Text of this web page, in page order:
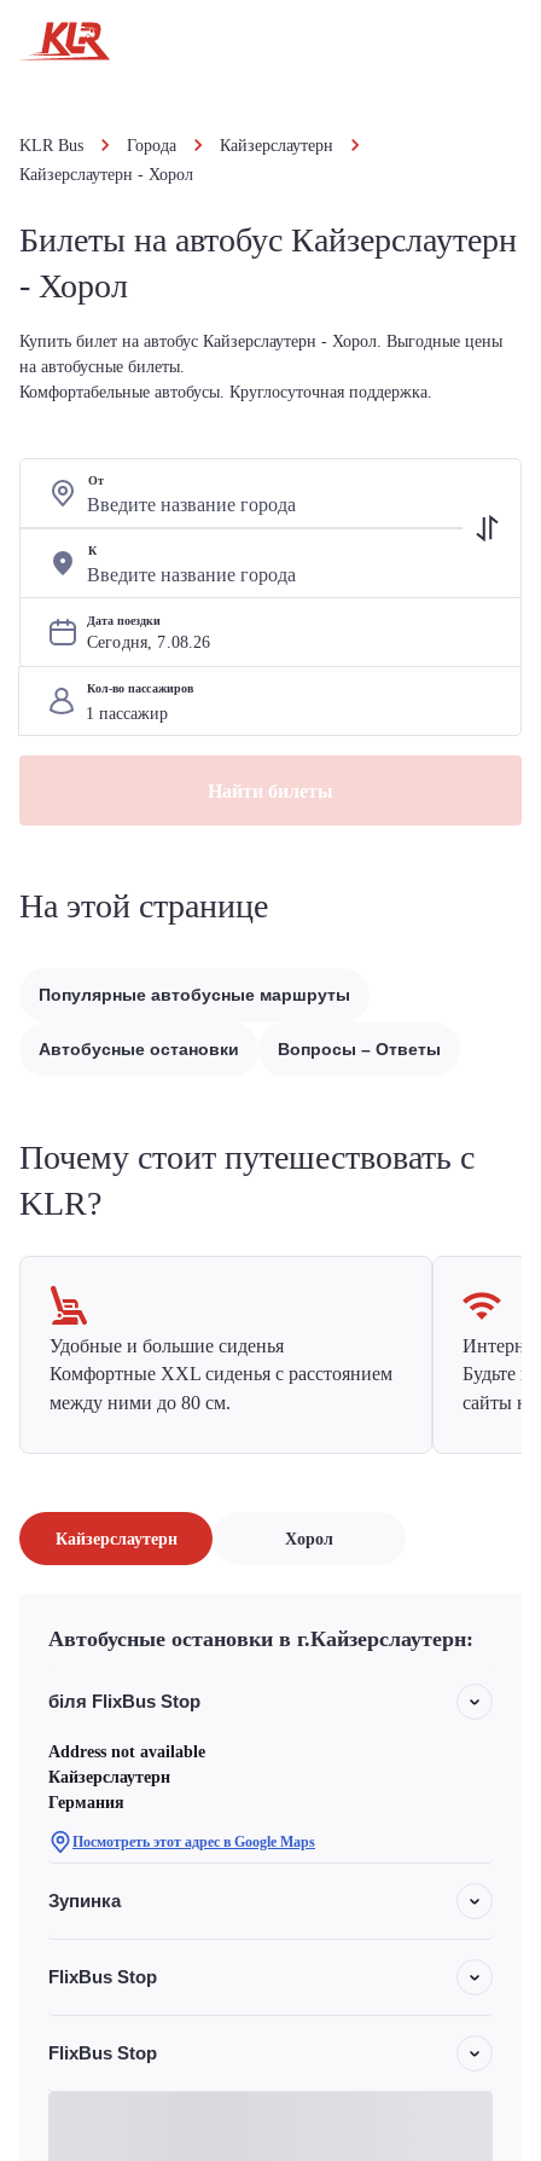
KLR Bus Города
Кайзерслаутерн
Кайзерслаутерн - Хорол
Билеты на автобус Кайзерслаутерн
- Хорол
Купить билет на автобус Кайзерслаутерн - Хорол. Выгодные цены
на автобусные билеты.
Комфортабельные автобусы. Круглосуточная поддержка.
От
К
Дата поездки
Сегодня, 7.08.26
Кол-во пассажиров
Найти билеты
На этой странице
Популярные автобусные маршруты
Автобусные остановки Вопросы – Ответы
Почему стоит путешествовать с
KLR?
Удобные и большие сиденья
Комфортные XXL сиденья с расстоянием
между ними до 80 см.
Будьте
сайты на
Кайзерслаутерн Хорол
Автобусные остановки в г.Кайзерслаутерн:
біля FlixBus Stop
Address not available
Кайзерслаутерн
Германия
Посмотреть этот адрес в Google Maps
Зупинка
FlixBus Stop
FlixBus Stop